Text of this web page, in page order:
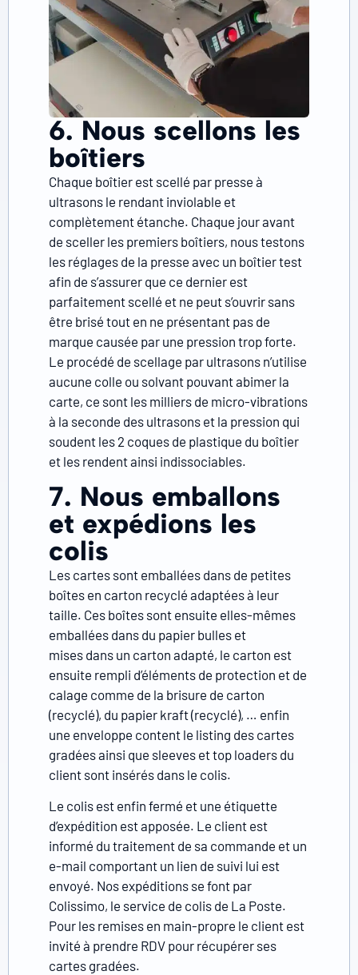
6. Nous scellons les
boîtiers
Chaque boîtier est scellé par presse à
ultrasons le rendant inviolable et
complètement étanche. Chaque jour avant
de sceller les premiers boîtiers, nous testons
les réglages de la presse avec un boîtier test
afin de s’assurer que ce dernier est
parfaitement scellé et ne peut s’ouvrir sans
être brisé tout en ne présentant pas de
marque causée par une pression trop forte.
Le procédé de scellage par ultrasons n’utilise
aucune colle ou solvant pouvant abimer la
carte, ce sont les milliers de micro-vibrations
à la seconde des ultrasons et la pression qui
soudent les 2 coques de plastique du boîtier
et les rendent ainsi indissociables.
7. Nous emballons
et expédions les
colis
Les cartes sont emballées dans de petites
boîtes en carton recyclé adaptées à leur
taille. Ces boîtes sont ensuite elles-mêmes
emballées dans du papier bulles et
mises dans un carton adapté, le carton est
ensuite rempli d’éléments de protection et de
calage comme de la brisure de carton
(recyclé), du papier kraft (recyclé), … enfin
une enveloppe content le listing des cartes
gradées ainsi que sleeves et top loaders du
client sont insérés dans le colis.
Le colis est enfin fermé et une étiquette
d’expédition est apposée. Le client est
informé du traitement de sa commande et un
e-mail comportant un lien de suivi lui est
envoyé. Nos expéditions se font par
Colissimo, le service de colis de La Poste.
Pour les remises en main-propre le client est
invité à prendre RDV pour récupérer ses
cartes gradées.